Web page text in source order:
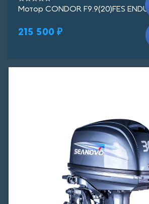
Мотор CONDOR F9.9(20)FES
215 500 ₽